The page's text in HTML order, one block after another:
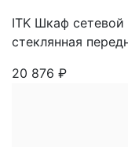
ITK Шкаф
стеклянная
20 876 ₽